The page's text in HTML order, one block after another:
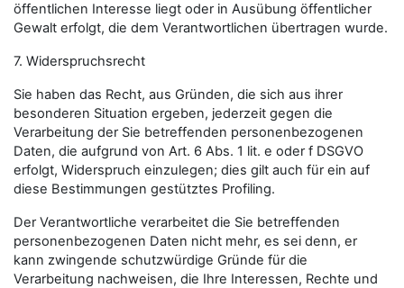
öffentlichen Interesse liegt oder in Ausübung öffentlicher
Gewalt erfolgt, die dem Verantwortlichen übertragen wurde.
7. Widerspruchsrecht
Sie haben das Recht, aus Gründen, die sich aus ihrer
besonderen Situation ergeben, jederzeit gegen die
Verarbeitung der Sie betreffenden personenbezogenen
Daten, die aufgrund von Art. 6 Abs. 1 lit. e oder f DSGVO
erfolgt, Widerspruch einzulegen; dies gilt auch für ein auf
diese Bestimmungen gestütztes Profiling.
Der Verantwortliche verarbeitet die Sie betreffenden
personenbezogenen Daten nicht mehr, es sei denn, er
kann zwingende schutzwürdige Gründe für die
Verarbeitung nachweisen, die Ihre Interessen, Rechte und